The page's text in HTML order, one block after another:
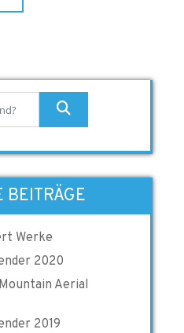
BEITRÄGE
Werke
2020
Aerial
2019